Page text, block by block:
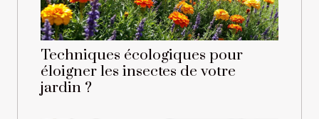
Techniques écologiques pour
éloigner les insectes de votre
jardin ?